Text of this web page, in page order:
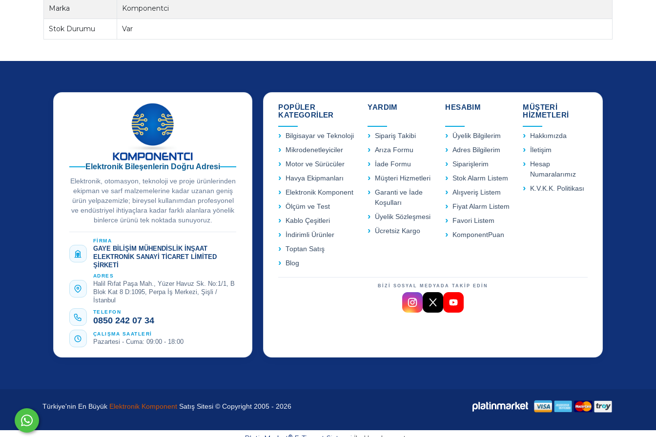
Marka Komponentci
Stok Durumu Var
Elektronik Bileşenlerin Doğru Adresi
Elektronik, otomasyon, teknoloji ve proje ürünlerinden
ekipman ve sarf malzemelerine kadar uzanan geniş
ürün yelpazemizle; bireysel kullanımdan profesyonel
ve endüstriyel ihtiyaçlara kadar farklı alanlara yönelik
binlerce ürünü tek noktada sunuyoruz.
FİRMA
GAYE BİLİŞİM MÜHENDİSLİK İNŞAAT
ELEKTRONİK SANAYİ TİCARET LİMİTED
ŞİRKETİ
ADRES
Halil Rıfat Paşa Mah., Yüzer Havuz Sk. No:1/1, B
Blok Kat 8 D:1095, Perpa İş Merkezi, Şişli /
İstanbul
TELEFON
0850 242 07 34
ÇALIŞMA SAATLERİ
Pazartesi - Cuma: 09:00 - 18:00
POPÜLER
KATEGORİLER
Bilgisayar ve Teknoloji
Mikrodenetleyiciler
Motor ve Sürücüler
Havya Ekipmanları
Elektronik Komponent
Ölçüm ve Test
Kablo Çeşitleri
İndirimli Ürünler
Toptan Satış
Blog
YARDIM
Sipariş Takibi
Arıza Formu
İade Formu
Müşteri Hizmetleri
Garanti ve İade
Koşulları
Üyelik Sözleşmesi
Ücretsiz Kargo
HESABIM
Üyelik Bilgilerim
Adres Bilgilerim
Siparişlerim
Stok Alarm Listem
Alışveriş Listem
Fiyat Alarm Listem
Favori Listem
KomponentPuan
MÜŞTERİ
HİZMETLERİ
Hakkımızda
İletişim
Hesap
Numaralarımız
K.V.K.K. Politikası
BİZİ SOSYAL MEDYADA TAKİP EDİN
Türkiye'nin En Büyük Elektronik Komponent Satış Sitesi © Copyright 2005 - 2026